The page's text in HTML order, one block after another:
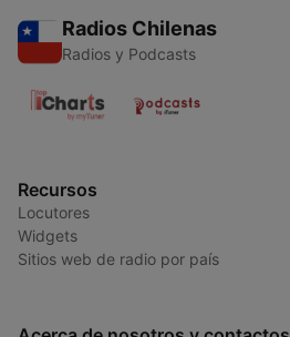
Radios Chilenas
Radios y Podcasts
Recursos
Locutores
Widgets
Sitios web de radio por país